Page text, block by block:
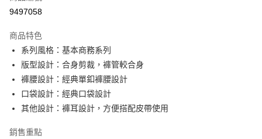
信用卡分期付款
合作金庫商業銀行
華南商業銀行
上海商業儲蓄銀行
台北富邦商業銀行
國泰世華商業銀行
臺灣中小企業銀行
匯豐（台灣）商業銀行
華泰商業銀行
聯邦商業銀行
遠東國際商業銀行
元大商業銀行
6 期 0 利率 每期
華南商業銀行
彰化商業銀行
上海商業儲蓄銀行
國泰世華商業銀行
臺灣中小企業銀行
台中商業銀行
聯邦商業銀行
LINE Pay
Apple Pay
街口支付
悠遊付
9497058
商品特色
系列風格：基本商務系列
版型設計：合身剪裁，褲管較合身
褲腰設計：經典單釦褲腰設計
口袋設計：經典口袋設計
其他設計：褲耳設計，方便搭配皮帶使用
銷售重點